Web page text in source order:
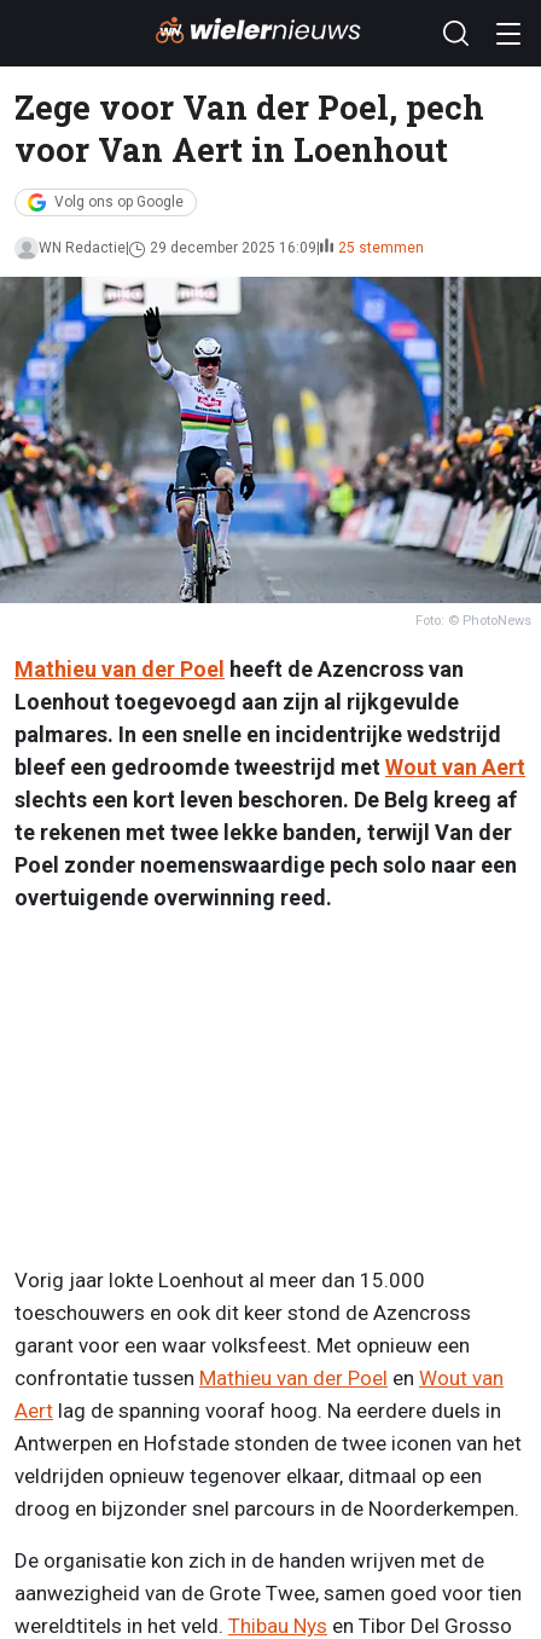
Zege voor Van der Poel, pech
voor Van Aert in Loenhout
Volg ons op Google
WN Redactie 29 december 2025 16:09 25 stemmen
Foto: © PhotoNews
Mathieu van der Poel heeft de Azencross van
Loenhout toegevoegd aan zijn al rijkgevulde
palmares. In een snelle en incidentrijke wedstrijd
bleef een gedroomde tweestrijd metWout van Aert
slechts een kort leven beschoren. De Belg kreeg af
te rekenen met twee lekke banden, terwijl Van der
Poel zonder noemenswaardige pech solo naar een
overtuigende overwinning reed.
Vorig jaar lokte Loenhout al meer dan 15.000
toeschouwers en ook dit keer stond de Azencross
garant voor een waar volksfeest. Met opnieuw een
confrontatie tussen Mathieu van der Poel en Wout van
Aert lag de spanning vooraf hoog. Na eerdere duels in
Antwerpen en Hofstade stonden de twee iconen van het
veldrijden opnieuw tegenover elkaar, ditmaal op een
droog en bijzonder snel parcours in de Noorderkempen.
De organisatie kon zich in de handen wrijven met de
aanwezigheid van de Grote Twee, samen goed voor tien
wereldtitels in het veld. Thibau Nys en Tibor Del Grosso